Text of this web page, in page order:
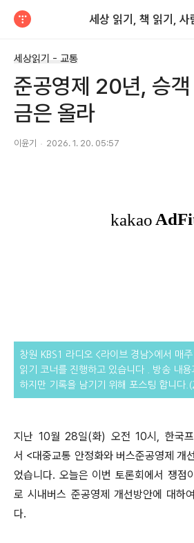
세상 읽기, 책 읽기, 사
세상읽기 - 교통
준공영제 20년, 승
금은 올라
이윤기 2026. 1. 20. 05:57
창원 KBS1 라디오 <라이브 경남>에서 매
읽기 코너를 진행하고 있습니다 . 방송 내용
하지만 기록을 남기기 위해 포스팅 합니다
지난 10월 28일(화) 오전 10시, 한국프
서 <대중교통 안정화와 버스준공영제 개
었습니다. 오늘은 이번 토론회에서 쟁점
로 시내버스 준공영제 개선방안에 대하
다.